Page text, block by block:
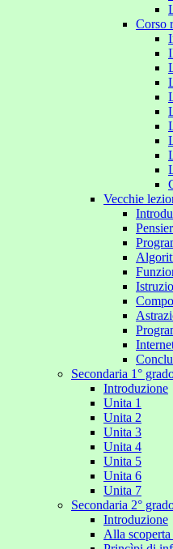
Corso
Vecchie
Secondaria 1°
Introduzione
Unita 1
Unita 2
Unita 3
Unita 4
Unita 5
Unita 6
Unita 7
Secondaria 2°
Introduzione
Alla